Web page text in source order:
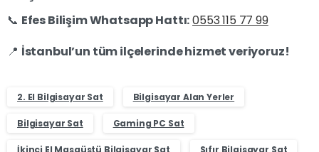
📞 Efes Bilişim Whatsapp Hattı:0553 115 77 99
📍 İstanbul’un tüm ilçelerinde hizmet veriyoruz!
2. El Bilgisayar Sat Bilgisayar Alan Yerler
Bilgisayar Sat Gaming PC Sat
İkinci El Masaüstü Bilgisayar Sat Sıfır Bilgisayar Sat